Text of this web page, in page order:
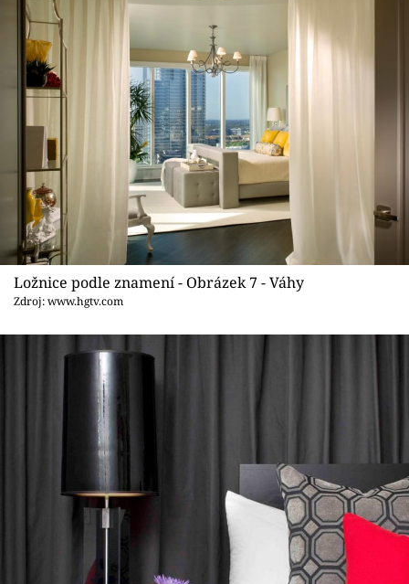
Ložnice podle znamení - Obrázek 7 - Váhy
Zdroj: www.hgtv.com